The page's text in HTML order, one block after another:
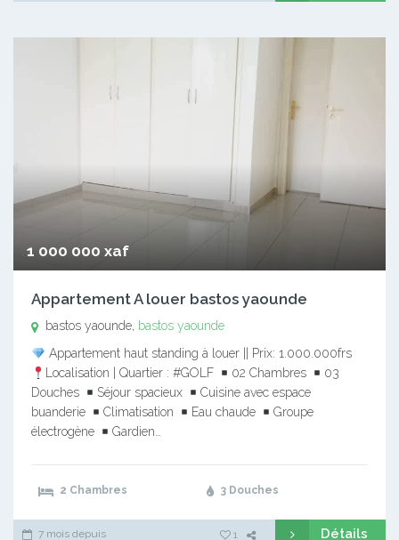
1 000 000 xaf
Appartement A louer bastos yaounde
bastos yaounde, bastos yaounde
Appartement haut standing à louer || Prix: 1.000.000frs
Localisation | Quartier : #GOLF
02 Chambres
03
Douches
Séjour spacieux
Cuisine avec espace
buanderie
Climatisation Eau chaude
Groupe
électrogène
Gardien…
2 Chambres 3 Douches
7 mois depuis 1 Détails